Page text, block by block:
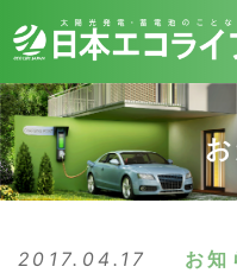
2017.04.17 お知